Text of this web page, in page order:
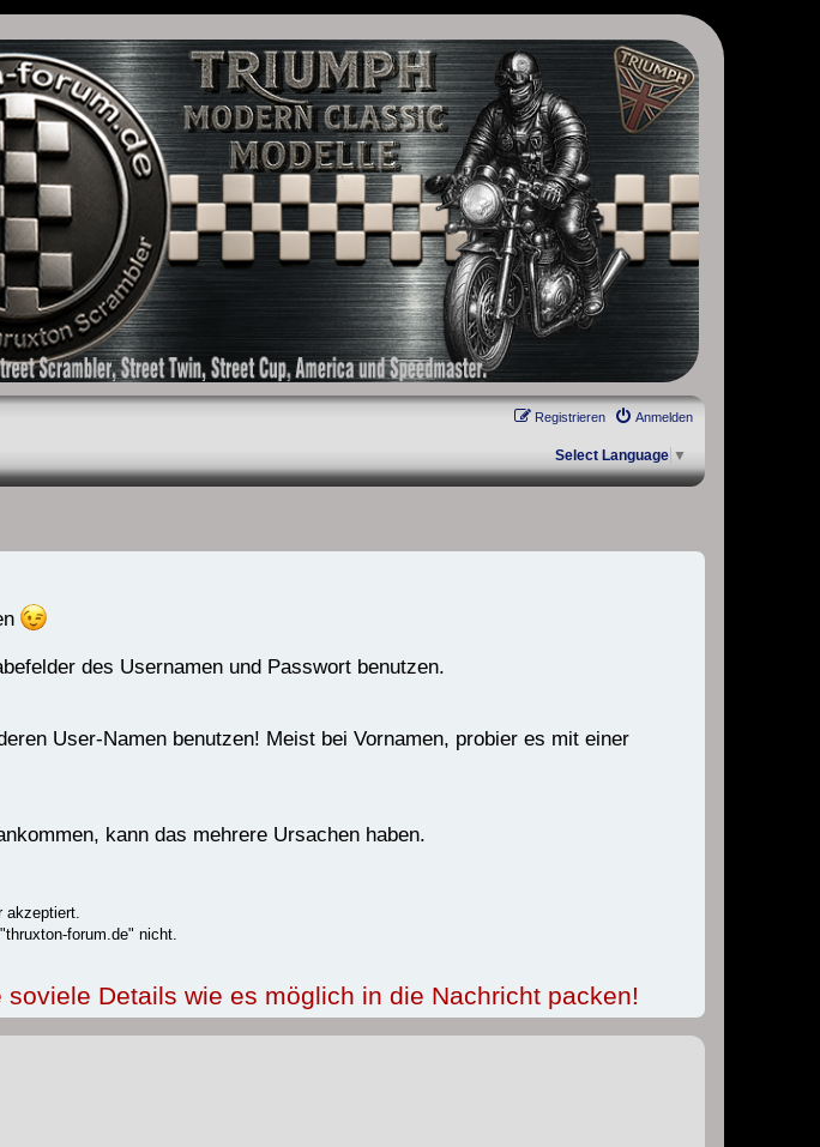
ab BJ 2001. Triumph Bonneville, Thruxton, Scrambler, Bobber, Speed Twin, Street Scrambler, Street Twin,
Anmelden
Registrieren
Select Language ▼
des Usernamen und Passwort benutzen.
User-Namen benutzen! Meist bei Vornamen, probier es mit einer
kann das mehrere Ursachen haben.
forum.de" nicht.
Details wie es möglich in die Nachricht packen!